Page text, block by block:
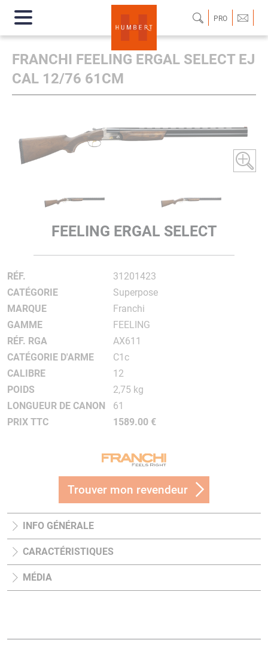
PRO
FRANCHI FEELING ERGAL SELECT EJ
CAL 12/76 61CM
FEELING ERGAL SELECT
RÉF.
31201423
CATÉGORIE
Superpose
MARQUE
Franchi
GAMME
FEELING
RÉF. RGA
AX611
CATÉGORIE D'ARME
C1c
CALIBRE
12
POIDS
2,75 kg
LONGUEUR DE CANON
61
PRIX TTC
1589.00 €
Trouver mon revendeur
INFO GÉNÉRALE
CARACTÉRISTIQUES
MÉDIA